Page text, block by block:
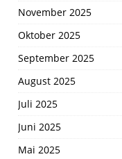
November 2025
Oktober 2025
September 2025
August 2025
Juli 2025
Juni 2025
Mai 2025